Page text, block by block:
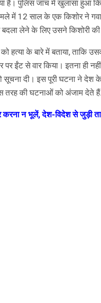
है। पुलिस जांच में खुलासा हुआ
में 12 साल के एक किशोर ने
लेने के लिए उसने किशोरी की
हत्या के बारे में बताया, ताकि
ईंट से वार किया। इतना ही
दी। इस पूरी घटना ने देश
तरह की घटनाओं को अंजाम देते हैं.
न भूलें, देश-विदेश से जुड़ी